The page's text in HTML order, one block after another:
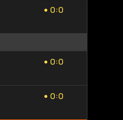
● 0:0
●
0
0:
0
0
● 0:0